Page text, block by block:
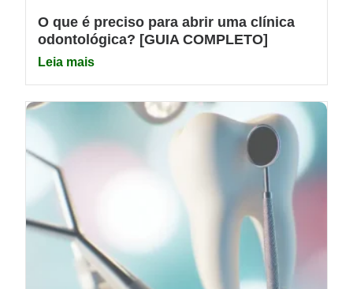
O que é preciso para abrir uma clínica
odontológica? [GUIA COMPLETO]
Leia mais